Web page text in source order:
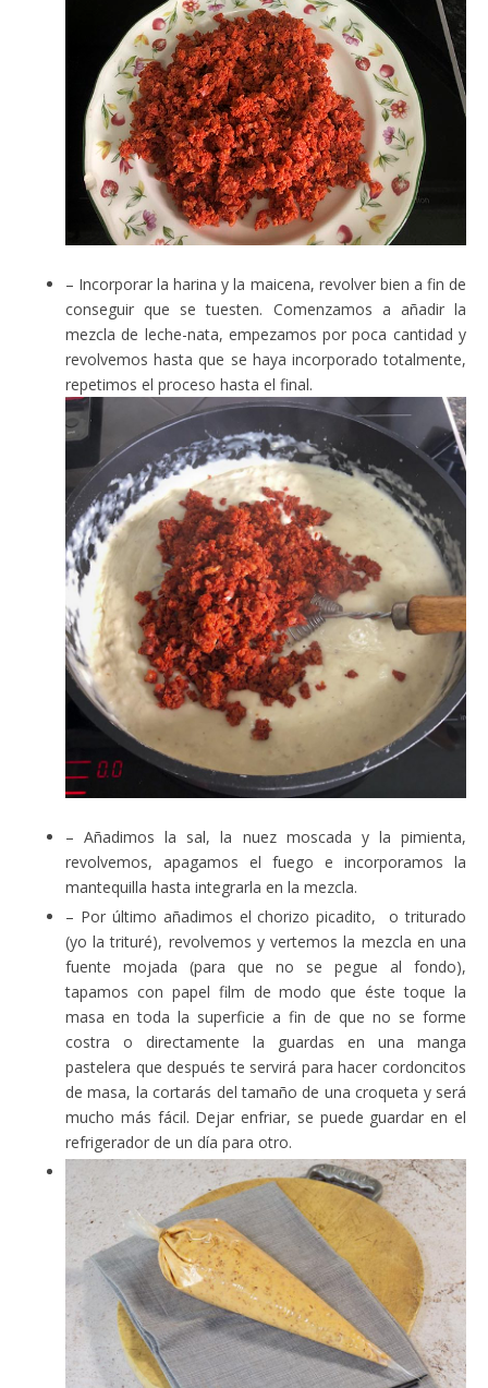
– Incorporar la harina y la maicena, revolver bien a fin de
conseguir que se tuesten. Comenzamos a añadir la
mezcla de leche-nata, empezamos por poca cantidad y
revolvemos hasta que se haya incorporado totalmente,
repetimos el proceso hasta el final.
– Añadimos la sal, la nuez moscada y la pimienta,
revolvemos, apagamos el fuego e incorporamos la
mantequilla hasta integrarla en la mezcla.
– Por último añadimos el chorizo picadito, o triturado
(yo la trituré), revolvemos y vertemos la mezcla en una
fuente mojada (para que no se pegue al fondo),
tapamos con papel film de modo que éste toque la
masa en toda la superficie a fin de que no se forme
costra o directamente la guardas en una manga
pastelera que después te servirá para hacer cordoncitos
de masa, la cortarás del tamaño de una croqueta y será
mucho más fácil. Dejar enfriar, se puede guardar en el
refrigerador de un día para otro.